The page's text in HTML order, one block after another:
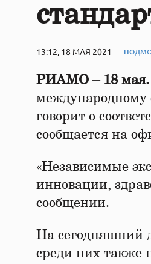
13:12, 18 МАЯ 2021
РИАМО – 18 мая.
международному
говорит о
сообщается на
«Независимые
инновации,
сообщении.
На сегодняшний
среди них также